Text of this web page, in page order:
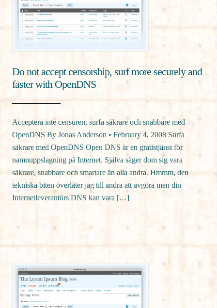
Do not accept censorship, surf more securely and
faster with OpenDNS
Acceptera inte censuren, surfa säkrare och snabbare med
OpenDNS By Jonas Anderson • February 4, 2008 Surfa
säkrare med OpenDNS Open DNS är en gratistjänst för
namnuppslagning på Internet. Själva säger dom sig vara
säkrare, snabbare och smartare än alla andra. Hmmm, den
tekniska biten överlåter jag till andra att avgöra men din
Internetleverantörs DNS kan vara […]